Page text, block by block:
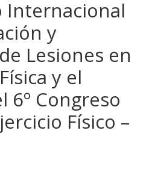
Internacional
y
Lesiones en
y el
6º Congreso
Físico –